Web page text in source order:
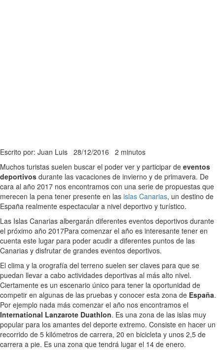
Escrito por: Juan Luis 28/12/2016 2 minutos
Muchos turistas suelen buscar el poder ver y participar de eventos
deportivos durante las vacaciones de invierno y de primavera. De
cara al año 2017 nos encontramos con una serie de propuestas que
merecen la pena tener presente en las islas Canarias, un destino de
España realmente espectacular a nivel deportivo y turístico.
Las Islas Canarias albergarán diferentes eventos deportivos durante
el próximo año 2017Para comenzar el año es interesante tener en
cuenta este lugar para poder acudir a diferentes puntos de las
Canarias y disfrutar de grandes eventos deportivos.
El clima y la orografía del terreno suelen ser claves para que se
puedan llevar a cabo actividades deportivas al más alto nivel.
Ciertamente es un escenario único para tener la oportunidad de
competir en algunas de las pruebas y conocer esta zona de España.
Por ejemplo nada más comenzar el año nos encontramos el
International Lanzarote Duathlon. Es una zona de las islas muy
popular para los amantes del deporte extremo. Consiste en hacer un
recorrido de 5 kilómetros de carrera, 20 en bicicleta y unos 2,5 de
carrera a pie. Es una zona que tendrá lugar el 14 de enero.